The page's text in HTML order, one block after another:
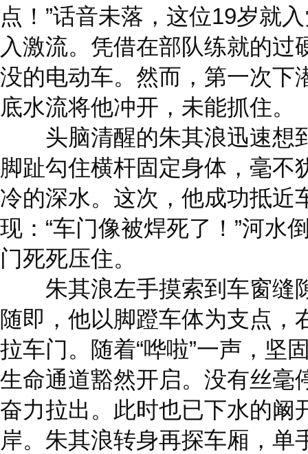
点！”话音未落，这位19岁就
入激流。凭借在部队练就的过
没的电动车。然而，第一次下
底水流将他冲开，未能抓住。
头脑清醒的朱其浪迅速想
脚趾勾住横杆固定身体，毫不
冷的深水。这次，他成功抵近
现：“车门像被焊死了！”河水
门死死压住。
朱其浪左手摸索到车窗缝
随即，他以脚蹬车体为支点，
拉车门。随着“哗啦”一声，坚
生命通道豁然开启。没有丝毫
奋力拉出。此时也已下水的阚
岸。朱其浪转身再探车厢，单